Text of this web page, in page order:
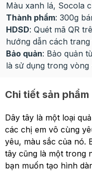
Màu xanh lá, Socola
Thành phẩm: 300g
HDSD: Quét mã QR
hướng dẫn cách
Bảo quản: Bảo quản
là sử dụng trong vòng
Chi tiết sản phẩm
Dây tây là một loại
các chị em vô cùng
yêu, màu sắc của nó.
tây cũng là một trong
bạn muốn tạo hình